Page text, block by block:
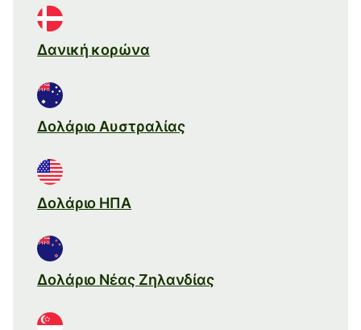
Δανική κορώνα
Δολάριο Αυστραλίας
Δολάριο ΗΠΑ
Δολάριο Νέας Ζηλανδίας